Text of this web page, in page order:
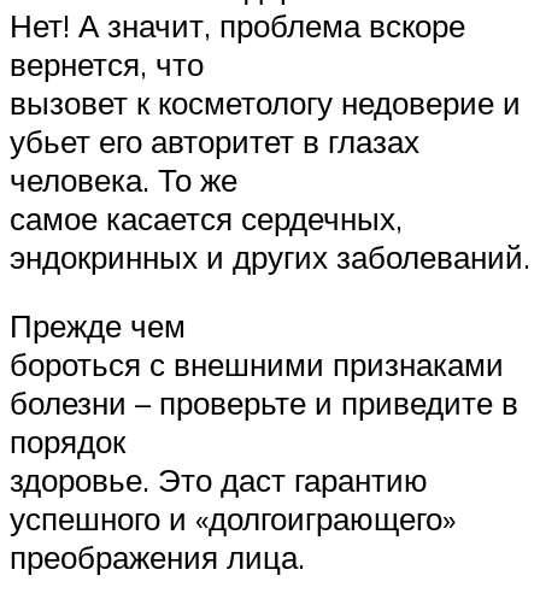
Нет! А значит, проблема вскоре
вернется, что
вызовет к косметологу недоверие и
убьет его авторитет в глазах
человека. То же
самое касается сердечных,
эндокринных и других заболеваний.
Прежде чем
бороться с внешними признаками
болезни – проверьте и приведите в
порядок
здоровье. Это даст гарантию
успешного и «долгоиграющего»
преображения лица.